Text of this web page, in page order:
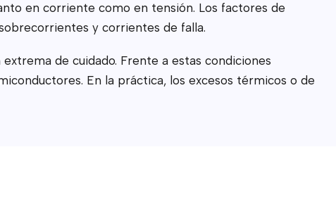
en corriente como en tensión. Los factores de
y corrientes de falla.
de cuidado. Frente a estas condiciones
En la práctica, los excesos térmicos o de